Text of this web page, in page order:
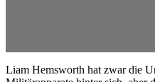
Liam Hemsworth hat zwar die